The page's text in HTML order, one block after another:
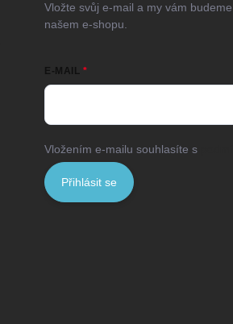
Vložte svůj e-mail a my vám
našem e-shopu.
E-MAIL
Vložením e-mailu souhlasíte s
Přihlásit se